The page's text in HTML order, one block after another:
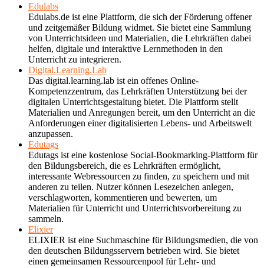
Edulabs
Edulabs.de ist eine Plattform, die sich der Förderung offener
und zeitgemäßer Bildung widmet. Sie bietet eine Sammlung
von Unterrichtsideen und Materialien, die Lehrkräften dabei
helfen, digitale und interaktive Lernmethoden in den
Unterricht zu integrieren.
Digital.Learning.Lab
Das digital.learning.lab ist ein offenes Online-
Kompetenzzentrum, das Lehrkräften Unterstützung bei der
digitalen Unterrichtsgestaltung bietet. Die Plattform stellt
Materialien und Anregungen bereit, um den Unterricht an die
Anforderungen einer digitalisierten Lebens- und Arbeitswelt
anzupassen.
Edutags
Edutags ist eine kostenlose Social-Bookmarking-Plattform für
den Bildungsbereich, die es Lehrkräften ermöglicht,
interessante Webressourcen zu finden, zu speichern und mit
anderen zu teilen. Nutzer können Lesezeichen anlegen,
verschlagworten, kommentieren und bewerten, um
Materialien für Unterricht und Unterrichtsvorbereitung zu
sammeln.
Elixier
ELIXIER ist eine Suchmaschine für Bildungsmedien, die von
den deutschen Bildungsservern betrieben wird. Sie bietet
einen gemeinsamen Ressourcenpool für Lehr- und